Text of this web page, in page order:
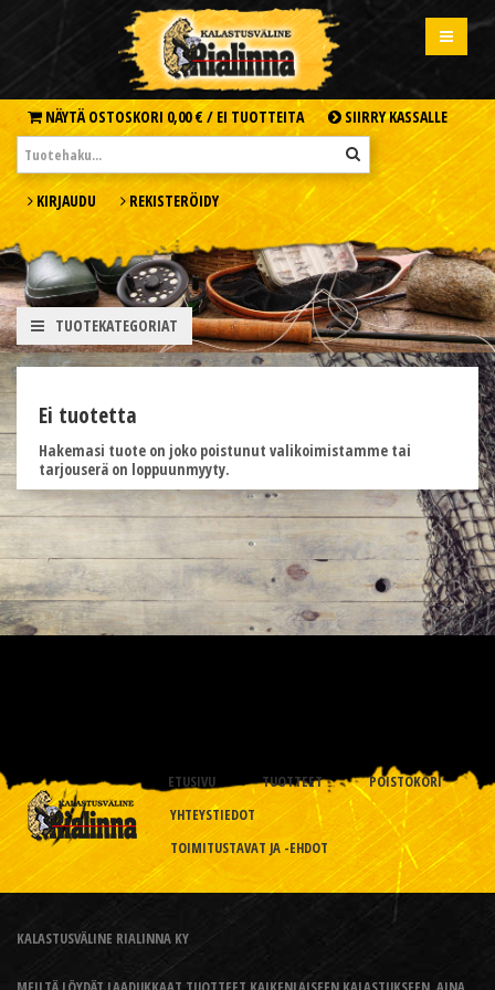
NÄYTÄ OSTOSKORI 0,00 € / EI TUOTTEITA SIIRRY KASSALLE
KIRJAUDU REKISTERÖIDY
TUOTEKATEGORIAT
Ei tuotetta
Hakemasi tuote on joko poistunut valikoimistamme tai
tarjouserä on loppuunmyyty.
ETUSIVU TUOTTEET
POISTOKORI
YHTEYSTIEDOT
TOIMITUSTAVAT JA -EHDOT
KALASTUSVÄLINE RIALINNA KY